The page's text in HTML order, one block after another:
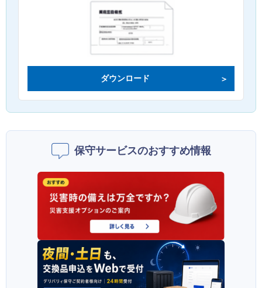
ダウンロード
保守サービスのおすすめ情報